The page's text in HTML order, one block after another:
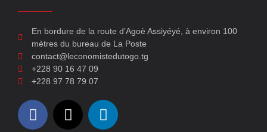
En bordure de la route d’Agoè Assiyéyé, à environ 100
mètres du bureau de La Poste
contact@leconomistedutogo.tg
+228 90 16 47 09
+228 97 78 79 07